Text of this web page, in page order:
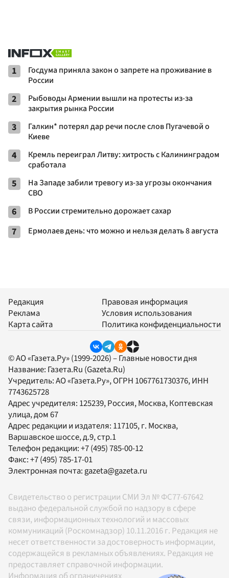
1
Госдума приняла закон о запрете на проживание в
России
2
Рыбоводы Армении вышли на протесты из-за
закрытия рынка России
3
Галкин* потерял дар речи после слов Пугачевой о
Киеве
4
Кремль переиграл Литву: хитрость с Калининградом
сработала
5
На Западе забили тревогу из-за угрозы окончания
СВО
6 В России стремительно дорожает сахар
7 Ермолаев день: что можно и нельзя делать 8 августа
Редакция
Реклама
Карта сайта
Правовая информация
Условия использования
Политика конфиденциальности
© АО «Газета.Ру» (1999-2026) – Главные новости дня
Название: Газета.Ru (Gazeta.Ru)
Учредитель:АО «Газета.Ру», ОГРН 1067761730376, ИНН
7743625728
Адрес учредителя: 125239, Россия, Москва, Коптевская
улица, дом 67
Адрес редакции и издателя: 117105, г. Москва,
Варшавское шоссе, д.9, стр.1
Телефон редакции:+7 (495) 785-00-12
Факс:+7 (495) 785-17-01
Электронная почта:gazeta@gazeta.ru
Свидетельство о регистрации СМИ Эл № ФС77-67642
выдано федеральной службой по надзору в сфере
связи, информационных технологий и массовых
коммуникаций (Роскомнадзор) 10.11.2016 г. Редакция не
несет ответственности за достоверность информации,
содержащейся в рекламных объявлениях. Редакция не
предоставляет справочной информации.